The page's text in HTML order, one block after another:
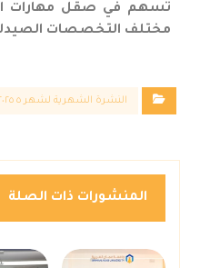
تسهم في صقل مهارات
مختلف التخصصات
النشرة الشهرية لشهر ٥ ٢٠٢٥
المنشورات ذات الصلة